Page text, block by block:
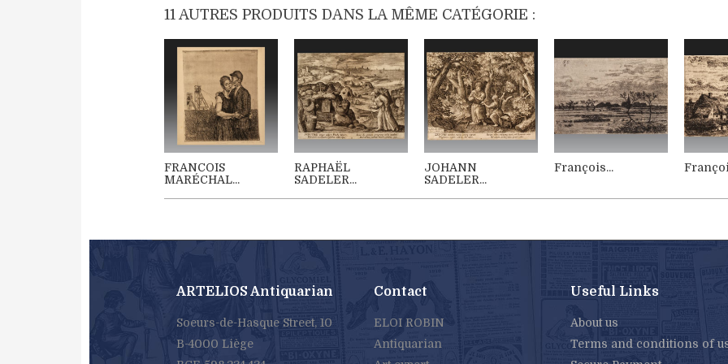
11 AUTRES PRODUITS DANS LA MÊME CATÉGORIE :
FRANCOIS
MARÉCHAL...
RAPHAËL
SADELER...
JOHANN
SADELER...
François...
ARTELIOS Antiquarian
Soeurs-de-Hasque Street, 10
B-4000 Liège
Contact
ELOI ROBIN
Antiquarian
Useful Links
About us
Terms and conditions of